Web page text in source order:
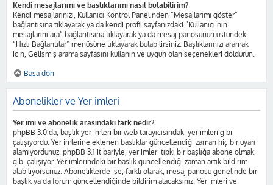
Kendi mesajlarımı ve başlıklarımı nasıl bulabilirim?
Kendi mesajlarınızı, Kullanıcı Kontrol Panelinden “Mesajlarımı göster”
bağlantısına tıklayarak ya da kendi profil sayfanızdaki “Kullanıcı’nın
mesajlarını ara” bağlantısına tıklayarak ya da mesaj panosunun üstündeki
“Hızlı Bağlantılar” menüsüne tıklayarak bulabilirsiniz. Başlıklarınızı aramak
için, Gelişmiş arama sayfasını kullanın ve uygun olan seçenekleri doldurun.
Başa dön
Abonelikler ve Yer imleri
Yer imi ve abonelik arasındaki fark nedir?
phpBB 3.0’da, başlık yer imleri bir web tarayıcısındaki yer imleri gibi
çalışıyordu. Yer imlerine eklenen başlıklar güncellendiği zaman hiç bir uyarı
alamıyordunuz. phpBB 3.1 itibariyle, yer imleri tıpkı bir başlığa abone olmak
gibi çalışıyor. Yer imlerindeki bir başlık güncellendiği zaman artık bildirim
alabiliyorsunuz. Aboneliklerde ise, farklı olarak, mesaj panosu genelinde bir
başlık ya da forum güncellendiğinde bildirim alacaksınız. Yer imleri ve